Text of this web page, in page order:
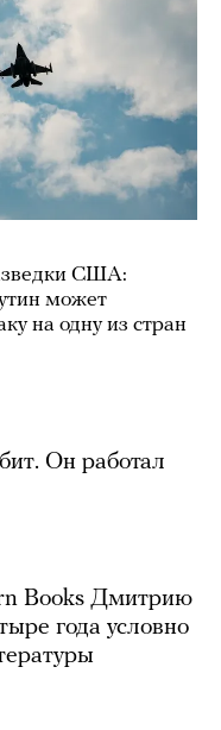
США:
может
на одну из стран
Он работал
Books Дмитрию
года условно